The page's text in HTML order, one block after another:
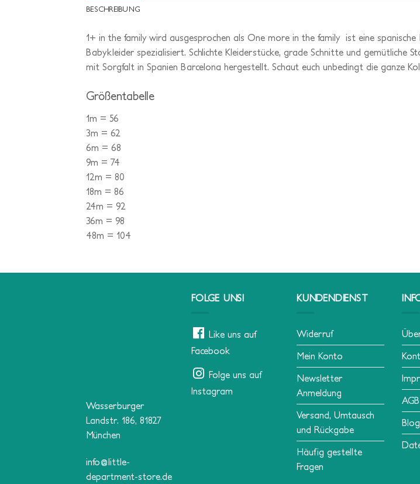
BESCHREIBUNG
1+ in the family wird ausgesprochen als One more in the family ist eine
Babykleider spezialisiert. Schlichte Kleiderstücke, grade Schnitte und gemütliche
mit Sorgfalt in Spanien Barcelona hergestellt. Schaut euch unbedingt die ganze
Größentabelle
1m = 56
3m = 62
6m = 68
9m = 74
12m = 80
18m = 86
24m = 92
36m = 98
48m = 104
Wasserburger
Landstr. 186, 81827
München
info@little-
department-store.de
FOLGE UNS!
Like uns auf
Facebook
Folge uns auf
Instagram
KUNDENDIENST
Widerruf
Mein Konto
Newsletter
Anmeldung
Versand, Umtausch
und Rückgabe
Häufig gestellte
Fragen
AGB
Blog